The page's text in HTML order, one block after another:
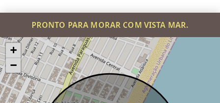
PRONTO PARA MORAR COM VISTA MAR.
+
−